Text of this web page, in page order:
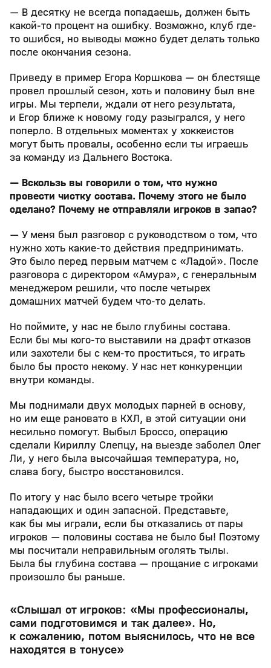
— В десятку не всегда попадаешь, должен быть
какой-то процент на ошибку. Возможно, клуб где-
то ошибся, но выводы можно будет делать только
после окончания сезона.
Приведу в пример Егора Коршкова — он блестяще
провел прошлый сезон, хоть и половину был вне
игры. Мы терпели, ждали от него результата,
и Егор ближе к новому году разыгрался, у него
поперло. В отдельных моментах у хоккеистов
могут быть провалы, особенно если ты играешь
за команду из Дальнего Востока.
— Вскользь вы говорили о том, что нужно
провести чистку состава. Почему этого не было
сделано? Почему не отправляли игроков в запас?
— У меня был разговор с руководством о том, что
нужно хоть какие-то действия предпринимать.
Это было перед первым матчем с «Ладой». После
разговора с директором «Амура», с генеральным
менеджером решили, что после четырех
домашних матчей будем что-то делать.
Но поймите, у нас не было глубины состава.
Если бы мы кого-то выставили на драфт отказов
или захотели бы с кем-то проститься, то играть
было бы просто некому. У нас нет конкуренции
внутри команды.
Мы поднимали двух молодых парней в основу,
но им еще рановато в КХЛ, в этой ситуации они
несильно помогут. Выбыл Броссо, операцию
сделали Кириллу Слепцу, на выезде заболел Олег
Ли, у него была высочайшая температура, но,
слава богу, быстро восстановился.
По итогу у нас было всего четыре тройки
нападающих и один запасной. Представьте,
как бы мы играли, если бы отказались от пары
игроков — половины состава не было бы! Поэтому
мы посчитали неправильным оголять тылы.
Была бы глубина состава — прощание с игроками
произошло бы раньше.
«Слышал от игроков: «Мы профессионалы,
сами подготовимся и так далее». Но,
к сожалению, потом выяснилось, что не все
находятся в тонусе»